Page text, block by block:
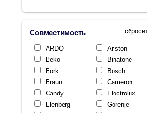
Совместимость
ARDO
Ariston
Beko
Binatone
Bork
Bosch
Braun
Cameron
Candy
Electrolux
Elenberg
Gorenje